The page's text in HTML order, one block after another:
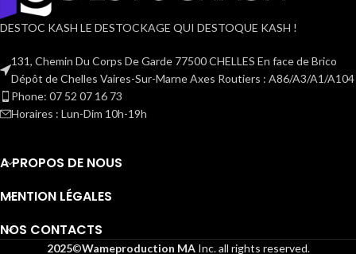
DESTOC KASH LE DESTOCKAGE QUI DESTOQUE KASH !
131, Chemin Du Corps De Garde 77500 CHELLES En face de Brico
Dépôt de Chelles Vaires-Sur-Marne Axes Routiers : A86/A3/A1/A104
Phone: 07 52 07 16 73
Horaires : Lun-Dim 10h-19h
A PROPOS DE NOUS
MENTION LÉGALES
NOS CONTACTS
2025©Wameproduction MA Inc. all rights reserved.